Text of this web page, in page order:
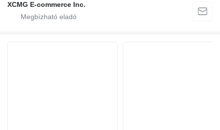
XCMG E-commerce Inc.